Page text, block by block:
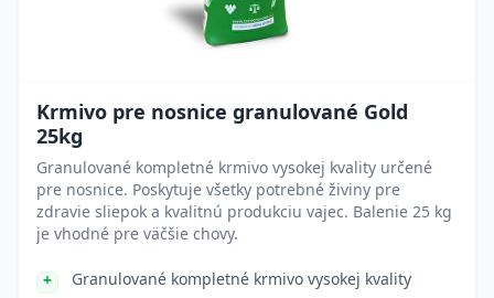
Krmivo pre nosnice granulované Gold
25kg
Granulované kompletné krmivo vysokej kvality určené
pre nosnice. Poskytuje všetky potrebné živiny pre
zdravie sliepok a kvalitnú produkciu vajec. Balenie 25 kg
je vhodné pre väčšie chovy.
Granulované kompletné krmivo vysokej kvality